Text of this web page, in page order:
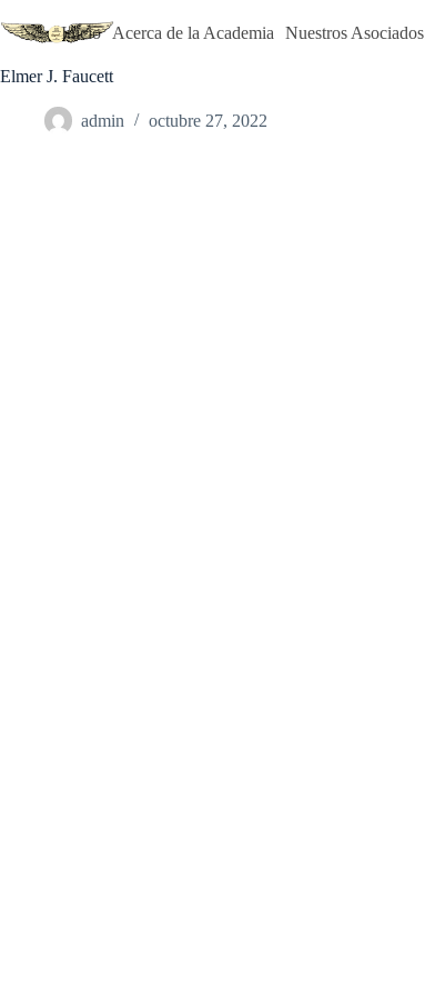
al
contenido
Inicio Acerca de la Academia Nuestros Asociados
Elmer J. Faucett
admin octubre 27, 2022